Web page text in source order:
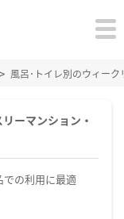
風呂･トイレ別のウィー
ーマンション・
での利用に最適